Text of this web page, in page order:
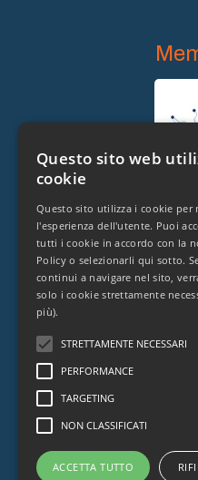
Codice Etico|Sitemap
Le informazioni contenute in
consentito esclusivamente
Questo sito web
cookie
Questo sito utilizza i cookie per
l'esperienza dell'utente. Puoi
tutti i cookie in accordo con la
Policy o selezionarli qui sotto.
continui a navigare nel sito,
solo i cookie strettamente
più).
STRETTAMENTE NECESSARI
PERFORMANCE
TARGETING
NON CLASSIFICATI
ACCETTA TUTTO